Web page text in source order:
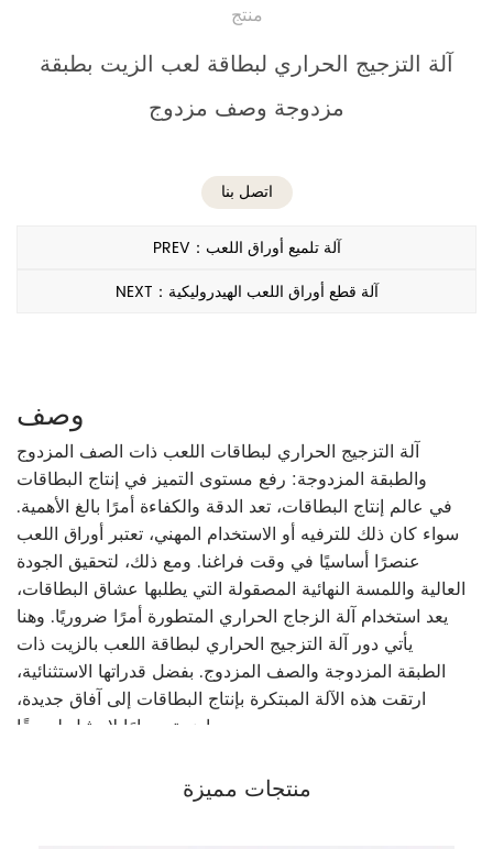
منتج
آلة التزجيج الحراري لبطاقة لعب الزيت بطبقة
مزدوجة وصف مزدوج
اتصل بنا
PREV：آلة تلميع أوراق اللعب
NEXT：آلة قطع أوراق اللعب الهيدروليكية
وصف
آلة التزجيج الحراري لبطاقات اللعب ذات الصف المزدوج
والطبقة المزدوجة: رفع مستوى التميز في إنتاج البطاقات
في عالم إنتاج البطاقات، تعد الدقة والكفاءة أمرًا بالغ الأهمية.
سواء كان ذلك للترفيه أو الاستخدام المهني، تعتبر أوراق اللعب
عنصرًا أساسيًا في وقت فراغنا. ومع ذلك، لتحقيق الجودة
العالية واللمسة النهائية المصقولة التي يطلبها عشاق البطاقات،
يعد استخدام آلة الزجاج الحراري المتطورة أمرًا ضروريًا. وهنا
يأتي دور آلة التزجيج الحراري لبطاقة اللعب بالزيت ذات
الطبقة المزدوجة والصف المزدوج. بفضل قدراتها الاستثنائية،
ارتقت هذه الآلة المبتكرة بإنتاج البطاقات إلى آفاق جديدة،
في قلب آلة التزجيج الحراري لبطاقة اللعب بالزيت ذات
الطبقة المزدوجة والصف المزدوج تكمن قدرتها الإنتاجية
منتجات مميزة